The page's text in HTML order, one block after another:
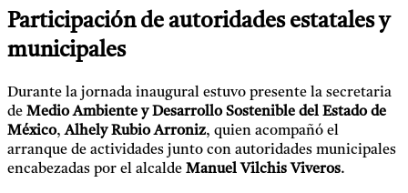
Participación de autoridades estatales y
municipales
Durante la jornada inaugural estuvo presente la secretaria
de Medio Ambiente y Desarrollo Sostenible del Estado de
México,Alhely Rubio Arroniz, quien acompañó el
arranque de actividades junto con autoridades municipales
encabezadas por el alcalde Manuel Vilchis Viveros.